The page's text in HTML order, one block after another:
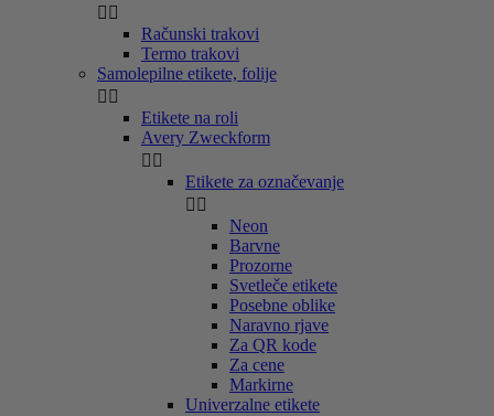
 
Računski trakovi
Termo trakovi
Samolepilne etikete, folije
 
Etikete na roli
Avery Zweckform
 
Etikete za označevanje
 
Neon
Barvne
Prozorne
Svetleče etikete
Posebne oblike
Naravno rjave
Za QR kode
Za cene
Markirne
Univerzalne etikete